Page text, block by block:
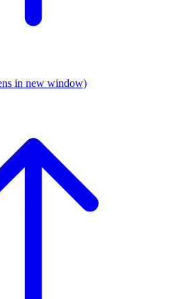
in new window)